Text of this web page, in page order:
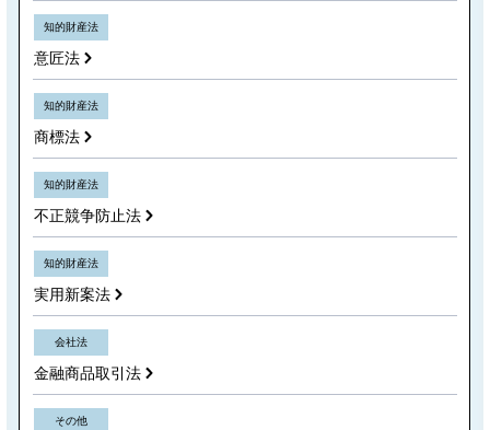
知的財産法
意匠法
知的財産法
商標法
知的財産法
不正競争防止法
知的財産法
実用新案法
会社法
金融商品取引法
その他